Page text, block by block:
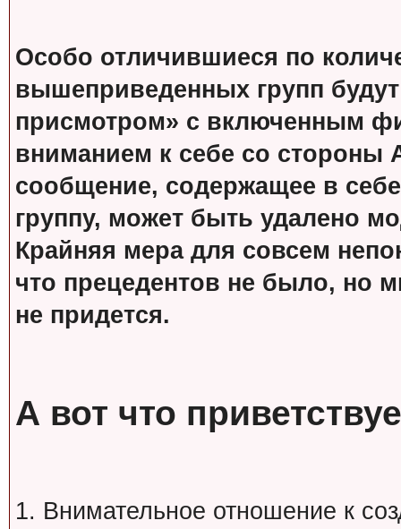
Особо отличившиеся по
вышеприведенных групп
присмотром» с включенным
вниманием к себе со стороны
сообщение, содержащее в
группу, может быть удалено
Крайняя мера для совсем
что прецедентов не было, но
не придется.
А вот что
1. Внимательное отношение к